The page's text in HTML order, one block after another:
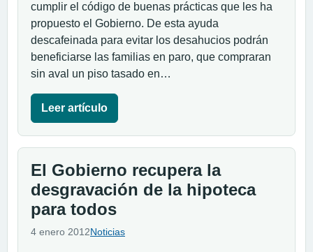
cumplir el código de buenas prácticas que les ha
propuesto el Gobierno. De esta ayuda
descafeinada para evitar los desahucios podrán
beneficiarse las familias en paro, que compraran
sin aval un piso tasado en…
Leer artículo
El Gobierno recupera la
desgravación de la hipoteca
para todos
4 enero 2012Noticias